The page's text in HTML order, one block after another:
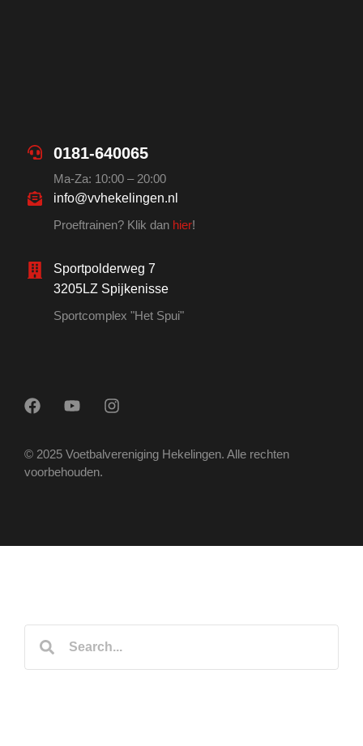
0181-640065
Ma-Za: 10:00 – 20:00
info@vvhekelingen.nl
Proeftrainen? Klik dan hier!
Sportpolderweg 7
3205LZ Spijkenisse
Sportcomplex "Het Spui"
© 2025 Voetbalvereniging Hekelingen. Alle rechten
voorbehouden.